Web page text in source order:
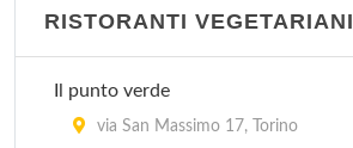
RISTORANTI VEGETARIANI
Il punto verde
via San Massimo 17, Torino